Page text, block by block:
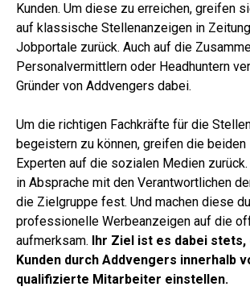
Kunden. Um diese zu erreichen, greifen
auf klassische Stellenanzeigen in
Jobportale zurück. Auch auf die
Personalvermittlern oder Headhuntern
Gründer von Addvengers dabei.
Um die richtigen Fachkräfte für die
begeistern zu können, greifen die beiden
Experten auf die sozialen Medien
in Absprache mit den Verantwortlichen
die Zielgruppe fest. Und machen diese
professionelle Werbeanzeigen auf die
aufmerksam. Ihr Ziel ist es dabei stets,
Kunden durch Addvengers innerhalb
qualifizierte Mitarbeiter einstellen.